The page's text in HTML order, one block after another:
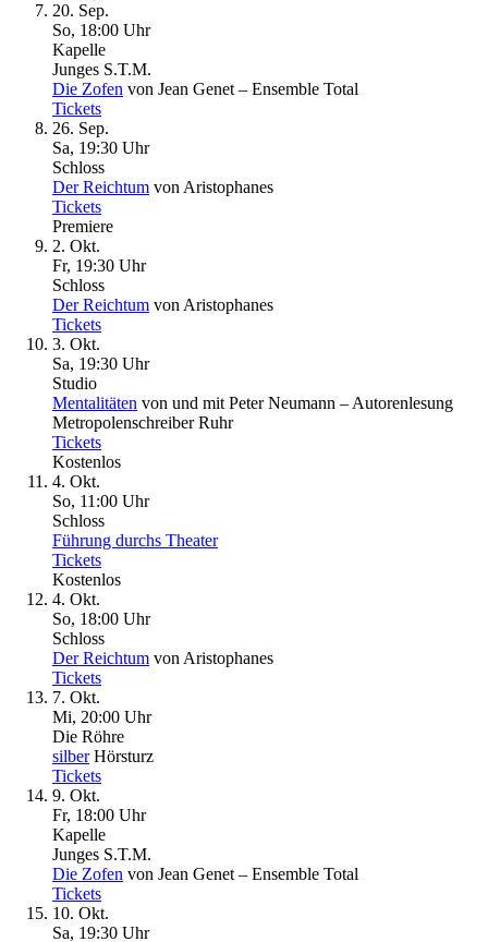
20. Sep.
So, 18:00 Uhr
Kapelle
Junges S.T.M.
Die Zofen von Jean Genet – Ensemble Total
Tickets
26. Sep.
Sa, 19:30 Uhr
Schloss
Der Reichtum von Aristophanes
Tickets
Premiere
2. Okt.
Fr, 19:30 Uhr
Schloss
Der Reichtum von Aristophanes
Tickets
3. Okt.
Sa, 19:30 Uhr
Studio
Mentalitäten von und mit Peter Neumann – Autorenlesung
Metropolenschreiber Ruhr
Tickets
Kostenlos
4. Okt.
So, 11 :00 Uhr
Schloss
Führung durchs Theater
Tickets
Kostenlos
4. Okt.
So, 18:00 Uhr
Schloss
Der Reichtum von Aristophanes
Tickets
7. Okt.
Mi, 20:00 Uhr
Die Röhre
silber Hörsturz
Tickets
9. Okt.
Fr, 18:00 Uhr
Kapelle
Junges S.T.M.
Die Zofen von Jean Genet – Ensemble Total
Tickets
10. Okt.
Sa, 19:30 Uhr